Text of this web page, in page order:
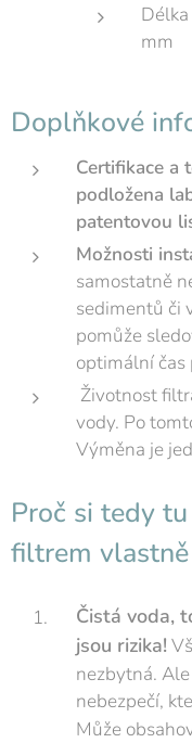
mm
Doplňkové
Certifikace a
podložena
patentovou
Možnosti
samostatně
sedimentů či
pomůže
optimální
Životnost
vody. Po
Výměna je
Proč si tedy
filtrem
Čistá voda,
jsou rizika!
nezbytná.
nebezpečí,
Může